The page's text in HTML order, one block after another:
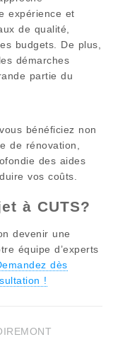
expérience et
de qualité,
budgets. De plus,
démarches
partie du
bénéficiez non
de rénovation,
des aides
vos coûts.
à CUTS?
devenir une
équipe d’experts
dès
!